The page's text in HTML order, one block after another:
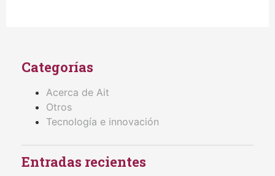
Categorías
Acerca de Ait
Otros
Tecnología e innovación
Entradas recientes